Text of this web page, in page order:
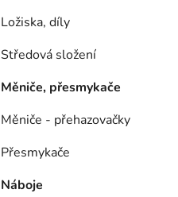
Ložiska, díly
Středová složení
Měniče, přesmykače
Měniče - přehazovačky
Přesmykače
Náboje